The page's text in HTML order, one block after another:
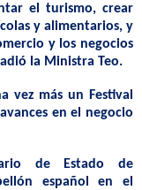
el turismo, crear
y alimentarios, y
y los negocios
la Ministra Teo.
vez más un Festival
en el negocio
de Estado de
español en el